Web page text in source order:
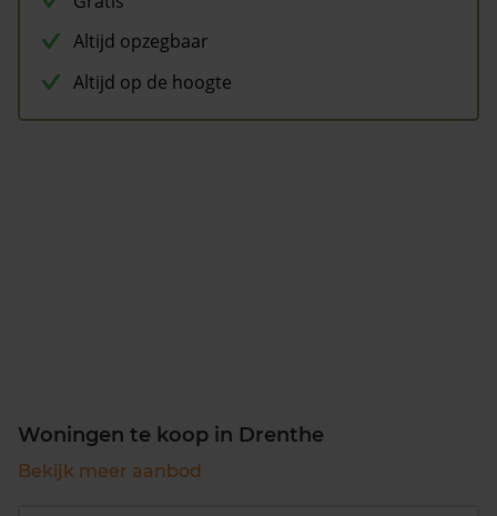
Altijd opzegbaar
Altijd op de hoogte
Woningen te koop in Drenthe
Bekijk meer aanbod